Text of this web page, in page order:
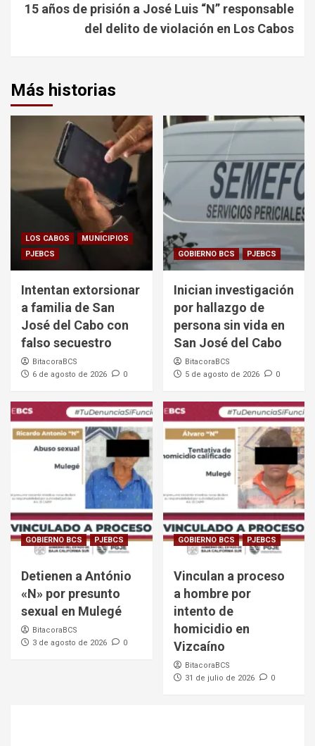
15 años de prisión a José Luis “N” responsable
del delito de violación en Los Cabos
Más historias
LOS CABOS
MUNICIPIOS
PJEBCS
Intentan extorsionar
a familia de San
José del Cabo con
falso secuestro
BitacoraBCS
6 de agosto de 2026
0
GOBIERNO BCS PJEBCS
Inician investigación
por hallazgo de
persona sin vida en
San José del Cabo
BitacoraBCS
5 de agosto de 2026
0
GOBIERNO BCS PJEBCS
Detienen a António
«N» por presunto
sexual en Mulegé
BitacoraBCS
3 de agosto de 2026
0
GOBIERNO BCS PJEBCS
Vinculan a proceso
a hombre por
intento de
homicidio en
Vizcaíno
BitacoraBCS
31 de julio de 2026
0